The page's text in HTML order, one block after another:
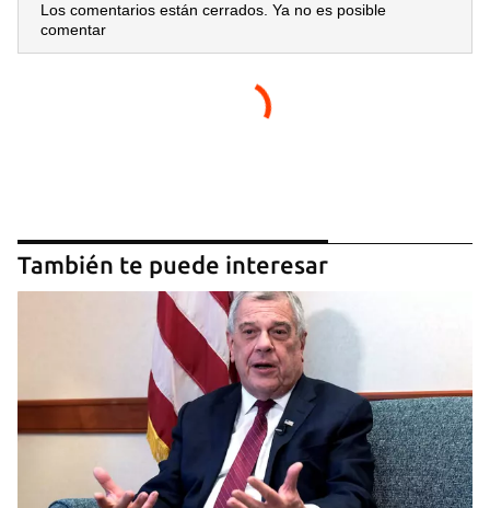
Los comentarios están cerrados. Ya no es posible
comentar
También te puede interesar